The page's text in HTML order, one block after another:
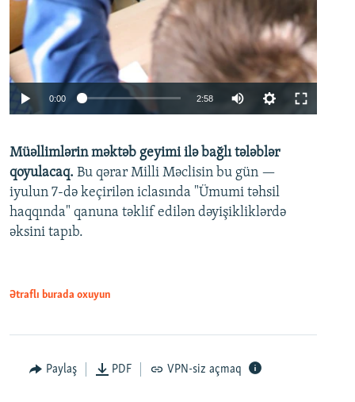
Auto 240p 360p 480p
0:00 2:58
360p
480p
720p
Müəllimlərin məktəb geyimi ilə bağlı tələblər
qoyulacaq. Bu qərar Milli Məclisin bu gün —
iyulun 7-də keçirilən iclasında "Ümumi təhsil
haqqında" qanuna təklif edilən dəyişikliklərdə
əksini tapıb.
Ətraflı burada oxuyun
Paylaş PDF VPN-siz açmaq